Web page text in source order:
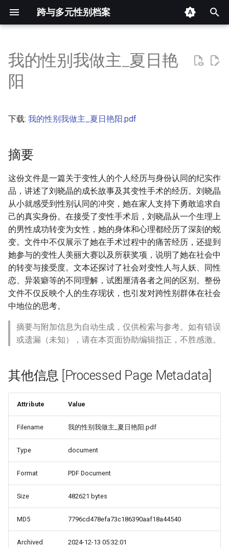
跨与多元性别档案
入
开
摘要
我的性别我做主_夏日艳
阳
下载: 我的性别我做主_夏日艳阳.pdf
摘要
这份文件是一篇关于变性人的个人经历与身份认同的纪实作
品，讲述了刘晓晶的成长故事及其变性手术的经历。刘晓晶
从小就感受到性别认同的冲突，她在家人支持下勇敢追求自
己的真实身份。在接受了变性手术后，刘晓晶从一个生理上
的男性成功转变为女性，她的身体和心理都经历了深刻的蜕
变。文件中不仅展示了她在手术过程中的痛苦经历，还提到
她参与的变性人美丽大赛以及所获奖项，说明了她在社会中
的转变与接受度。文本还探讨了社会对变性人与人妖、同性
恋、异装癖等的不同理解，试图厘清各者之间的区别。整份
文件不仅反映个人的生存现状，也引发对跨性别群体在社会
中地位的思考。
摘要与附加信息为自动生成，仅供检索与参考。如有错误
或遗漏（未知），请在本页面协助编辑指正，不胜感激。
其他信息 [Processed Page Metadata]
Attribute Value
Filename 我的性别我做主_夏日艳阳.pdf
Type document
Format PDF Document
Size 482621 bytes
MD5 7796cd478efa73c186390aaf18a44540
Archived
2024-12-13 05:32:01